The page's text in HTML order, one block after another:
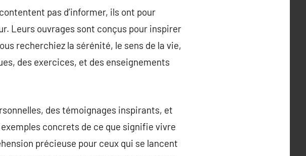
pas d’informer, ils ont pour
Leurs ouvrages sont conçus pour inspirer
recherchiez la sérénité, le sens de la vie,
des exercices, et des enseignements
des témoignages inspirants, et
concrets de ce que signifie vivre
précieuse pour ceux qui se lancent